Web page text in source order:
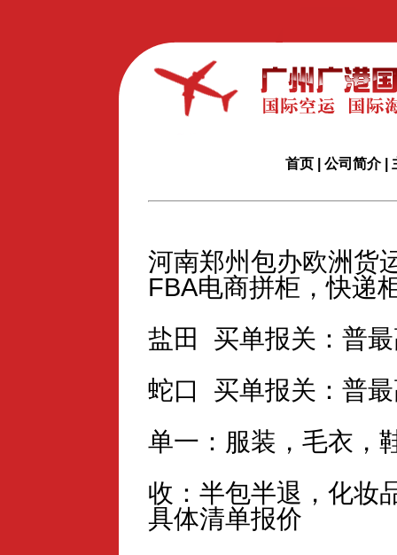
首页 公司简介|
河南郑州包办欧洲货
FBA电商拼柜，快递
盐田 买单报关：普
蛇口 买单报关：普
单一：服装，毛衣，
收：半包半退，化妆
具体清单报价